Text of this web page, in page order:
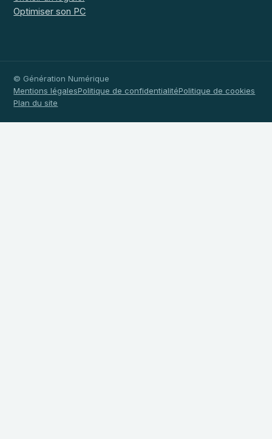
Optimiser son PC
© Génération Numérique
Mentions légalesPolitique de confidentialitéPolitique de cookies
Plan du site